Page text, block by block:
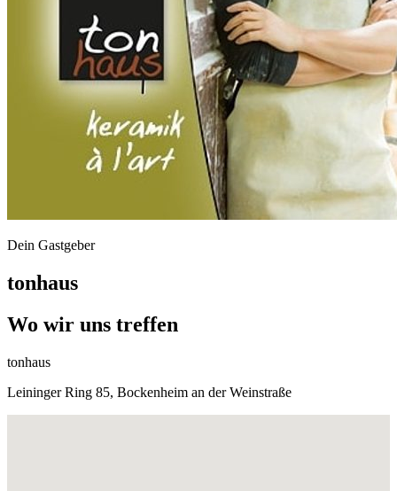
Dein Gastgeber
tonhaus
Wo wir uns treffen
tonhaus
Leininger Ring 85, Bockenheim an der Weinstraße